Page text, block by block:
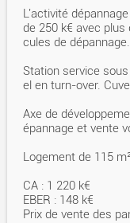
L'activité
de 250 k€ avec plus
cules de
Station service
el en turn-over.
Axe de
épannage et vente
Logement de 115
CA : 1 220 k€
EBER : 148 k€
Prix de vente des